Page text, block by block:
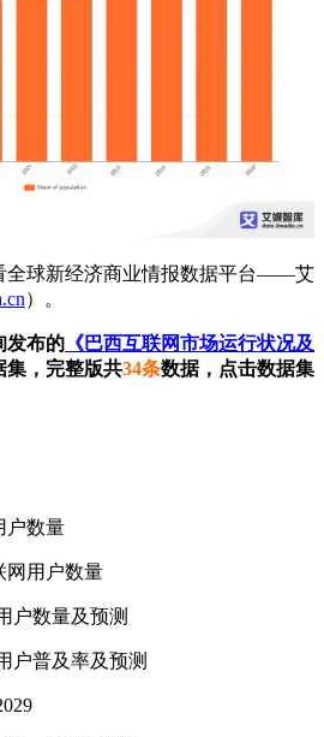
球新经济商业情报数据平台——艾
）。
发布的 《巴西互联网市场运行状况及
集，完整版共34条数据，点击数据集
户数量
网用户数量
户数量及预测
户普及率及预测